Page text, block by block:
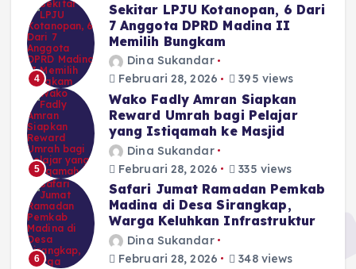
4
Sekitar LPJU Kotanopan, 6 Dari
7 Anggota DPRD Madina II
Memilih Bungkam
Dina Sukandar
Februari 28, 2026
395 views
5
Wako Fadly Amran Siapkan
Reward Umrah bagi Pelajar
yang Istiqamah ke Masjid
Dina Sukandar
Februari 28, 2026
335 views
6
Safari Jumat Ramadan Pemkab
Madina di Desa Sirangkap,
Warga Keluhkan Infrastruktur
Dina Sukandar
Februari 28, 2026
348 views